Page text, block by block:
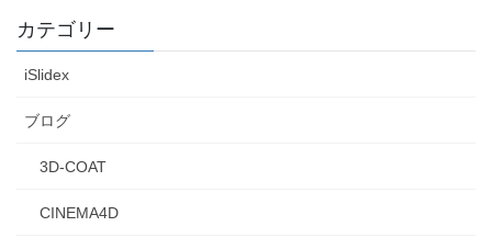
カテゴリー
iSlidex
ブログ
3D-COAT
CINEMA4D